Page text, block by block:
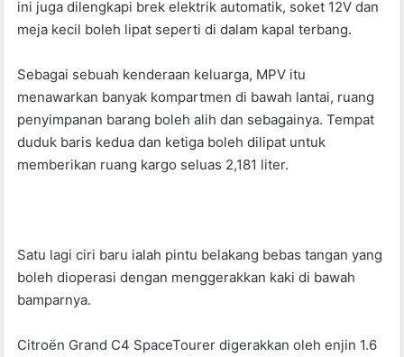
ini juga dilengkapi brek elektrik automatik, soket 12V dan
meja kecil boleh lipat seperti di dalam kapal terbang.
Sebagai sebuah kenderaan keluarga, MPV itu
menawarkan banyak kompartmen di bawah lantai, ruang
penyimpanan barang boleh alih dan sebagainya. Tempat
duduk baris kedua dan ketiga boleh dilipat untuk
memberikan ruang kargo seluas 2,181 liter.
Satu lagi ciri baru ialah pintu belakang bebas tangan yang
boleh dioperasi dengan menggerakkan kaki di bawah
bamparnya.
Citroën Grand C4 SpaceTourer digerakkan oleh enjin 1.6